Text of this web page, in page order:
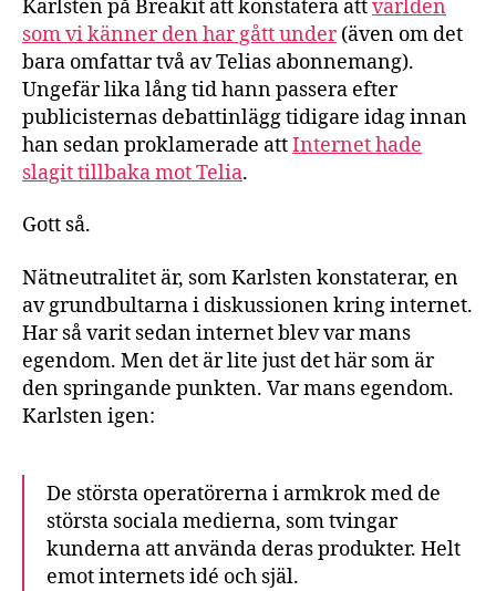
Karlsten på Breakit att konstatera attvärlden
som vi känner den har gått under(även om det
bara omfattar två av Telias abonnemang).
Ungefär lika lång tid hann passera efter
publicisternas debattinlägg tidigare idag innan
han sedan proklamerade attInternet hade
slagit tillbaka mot Telia.
Gott så.
Nätneutralitet är, som Karlsten konstaterar, en
av grundbultarna i diskussionen kring internet.
Har så varit sedan internet blev var mans
egendom. Men det är lite just det här som är
den springande punkten. Var mans egendom.
Karlsten igen:
De största operatörerna i armkrok med de
största sociala medierna, som tvingar
kunderna att använda deras produkter. Helt
emot internets idé och själ.